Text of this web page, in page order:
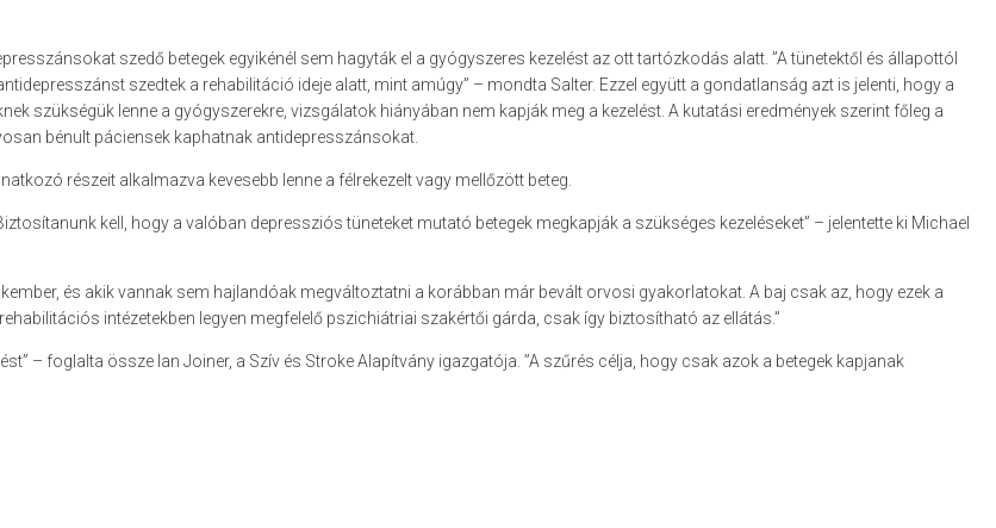
szedő betegek egyikénél sem hagyták el a gyógyszeres kezelést az ott tartózkodás alatt. ”A tünetektől és állapottól
szedtek a rehabilitáció ideje alatt, mint amúgy” – mondta Salter. Ezzel együtt a gondatlanság azt is jelenti, hogy a
szükségük lenne a gyógyszerekre, vizsgálatok hiányában nem kapják meg a kezelést. A kutatási eredmények szerint főleg a
bénult páciensek kaphatnak antidepresszánsokat.
részeit alkalmazva kevesebb lenne a félrekezelt vagy mellőzött beteg.
kell, hogy a valóban depressziós tüneteket mutató betegek megkapják a szükséges kezeléseket” – jelentette ki Michael
és akik vannak sem hajlandóak megváltoztatni a korábban már bevált orvosi gyakorlatokat. A baj csak az, hogy ezek a
intézetekben legyen megfelelő pszichiátriai szakértői gárda, csak így biztosítható az ellátás.”
– foglalta össze Ian Joiner, a Szív és Stroke Alapítvány igazgatója. ”A szűrés célja, hogy csak azok a betegek kapjanak